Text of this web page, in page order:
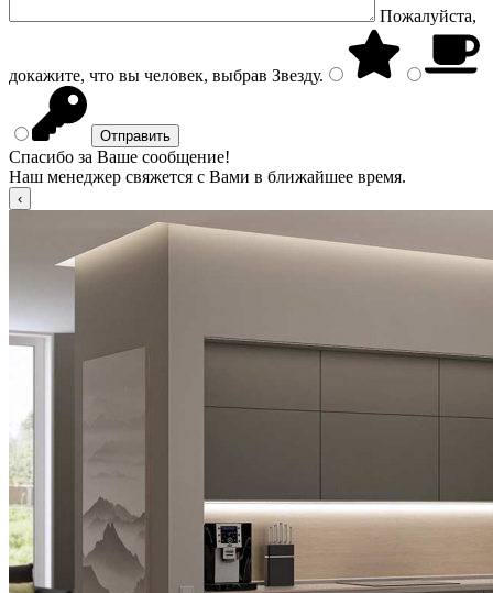
Пожалуйста,
докажите, что вы человек, выбрав Звезду.
Спасибо за Ваше сообщение!
Наш менеджер свяжется с Вами в ближайшее время.